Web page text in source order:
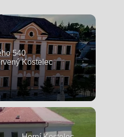
540
Kostelec